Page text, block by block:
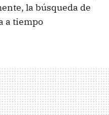
la búsqueda de
a tiempo